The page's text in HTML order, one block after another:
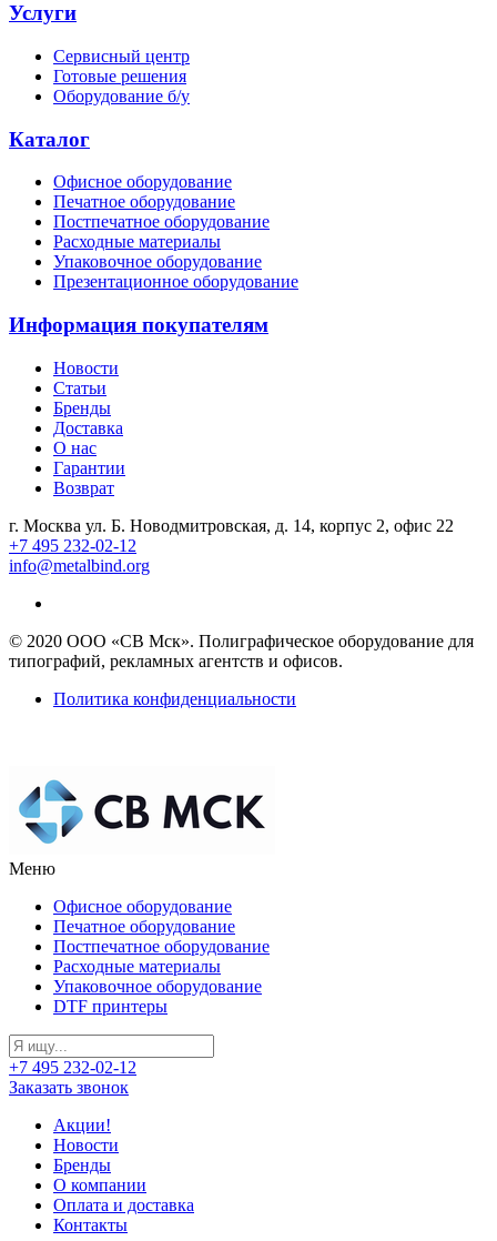
Услуги
Сервисный центр
Готовые решения
Оборудование б/у
Каталог
Офисное оборудование
Печатное оборудование
Постпечатное оборудование
Расходные материалы
Упаковочное оборудование
Презентационное оборудование
Информация покупателям
Новости
Статьи
Бренды
Доставка
О нас
Гарантии
Возврат
г. Москва ул. Б. Новодмитровская, д. 14, корпус 2, офис 22
+7 495 232-02-12
info@metalbind.org
© 2020 ООО «СВ Мск». Полиграфическое оборудование для
типографий, рекламных агентств и офисов.
Политика конфиденциальности
Меню
Офисное оборудование
Печатное оборудование
Постпечатное оборудование
Расходные материалы
Упаковочное оборудование
DTF принтеры
+7 495 232-02-12
Заказать звонок
Акции!
Новости
Бренды
О компании
Оплата и доставка
Контакты